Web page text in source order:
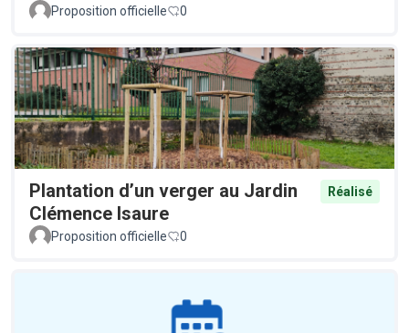
Proposition officielle 0
Plantation d’un verger au Jardin
Clémence Isaure
Réalisé
Proposition officielle 0